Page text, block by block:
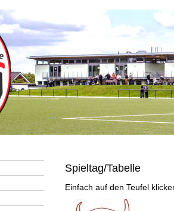
Spieltag/Tabelle
Einfach auf den Teufel